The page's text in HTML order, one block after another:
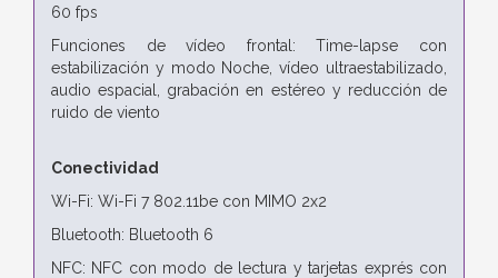
60 fps
Funciones de vídeo frontal: Time-lapse con
estabilización y modo Noche, vídeo ultraestabilizado,
audio espacial, grabación en estéreo y reducción de
ruido de viento
Conectividad
Wi-Fi: Wi-Fi 7 802.11be con MIMO 2x2
Bluetooth: Bluetooth 6
NFC: NFC con modo de lectura y tarjetas exprés con